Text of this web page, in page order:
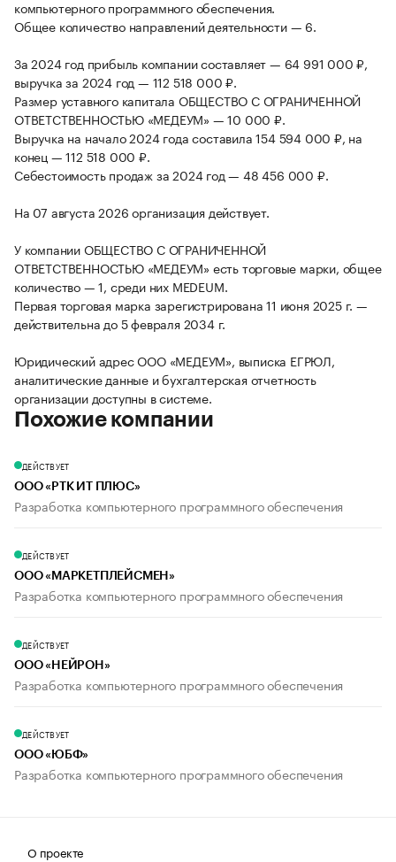
компьютерного программного обеспечения.
Общее количество направлений деятельности — 6.
За 2024 год прибыль компании составляет — 64 991 000 ₽,
выручка за 2024 год — 112 518 000 ₽.
Размер уставного капитала ОБЩЕСТВО С ОГРАНИЧЕННОЙ
ОТВЕТСТВЕННОСТЬЮ «МЕДЕУМ» — 10 000 ₽.
Выручка на начало 2024 года составила 154 594 000 ₽, на
конец — 112 518 000 ₽.
Себестоимость продаж за 2024 год — 48 456 000 ₽.
На 07 августа 2026 организация действует.
У компании ОБЩЕСТВО С ОГРАНИЧЕННОЙ
ОТВЕТСТВЕННОСТЬЮ «МЕДЕУМ» есть торговые марки, общее
количество — 1, среди них MEDEUM.
Первая торговая марка зарегистрирована 11 июня 2025 г. —
действительна до 5 февраля 2034 г.
Юридический адрес ООО «МЕДЕУМ», выписка ЕГРЮЛ,
аналитические данные и бухгалтерская отчетность
организации доступны в системе.
Похожие компании
ДЕЙСТВУЕТ
ООО «РТК ИТ ПЛЮС»
Разработка компьютерного программного обеспечения
ДЕЙСТВУЕТ
ООО «МАРКЕТПЛЕЙСМЕН»
Разработка компьютерного программного обеспечения
ДЕЙСТВУЕТ
ООО «НЕЙРОН»
Разработка компьютерного программного обеспечения
ДЕЙСТВУЕТ
ООО «ЮБФ»
Разработка компьютерного программного обеспечения
О проекте